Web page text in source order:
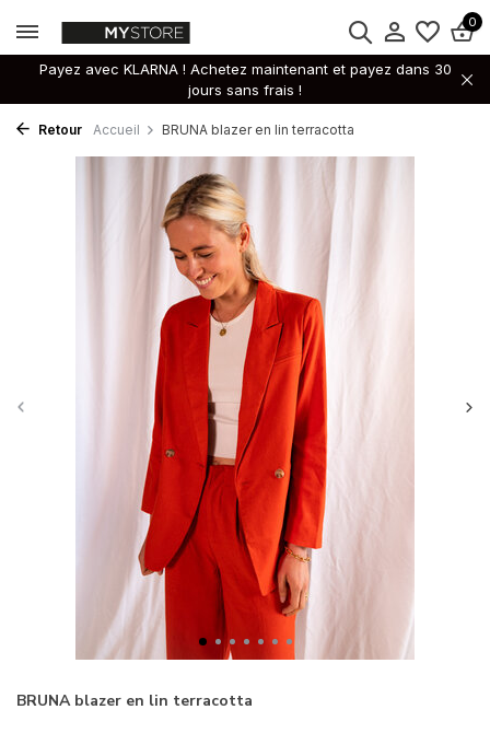
0
Payez avec KLARNA ! Achetez maintenant et payez dans 30
jours sans frais !
Retour Accueil BRUNA blazer en lin terracotta
BRUNA blazer en lin terracotta